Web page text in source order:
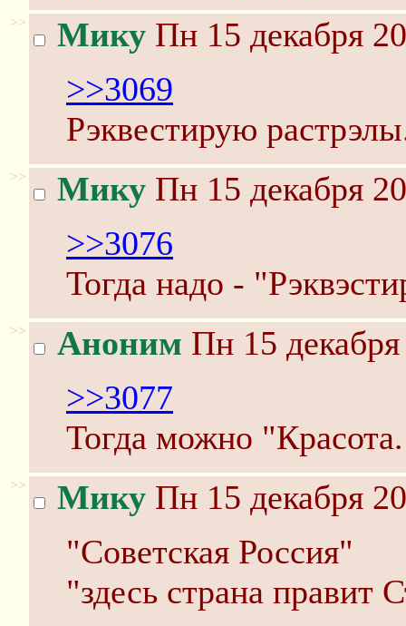
>> Мику Пн 15 декабря
>>3069
Рэквестирую
>> Мику Пн 15 декабря
>>3076
Тогда надо -
>> Аноним Пн 15
>>3077
Тогда можно
>> Мику Пн 15 декабря
"Советская Россия"
"здесь страна правит